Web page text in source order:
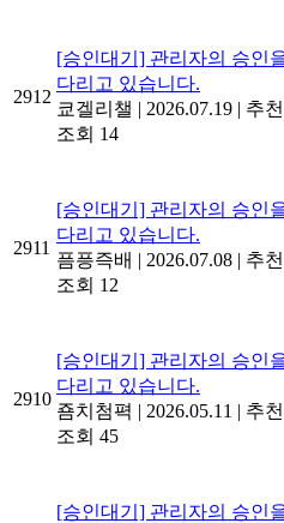
2912
[승인대기] 관리자의 승인
다리고 있습니다.
쿄겔리챌 | 2026.07.19 | 추
조회 14
2911
[승인대기] 관리자의 승인
다리고 있습니다.
픔픙즉배 | 2026.07.08 | 추
조회 12
2910
[승인대기] 관리자의 승인
다리고 있습니다.
죰치첨펵 | 2026.05.11 | 추
조회 45
[승인대기] 관리자의 승인